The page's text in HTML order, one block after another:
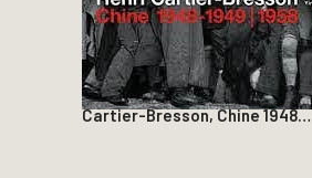
Cartier-Bresson, Chine 1948…